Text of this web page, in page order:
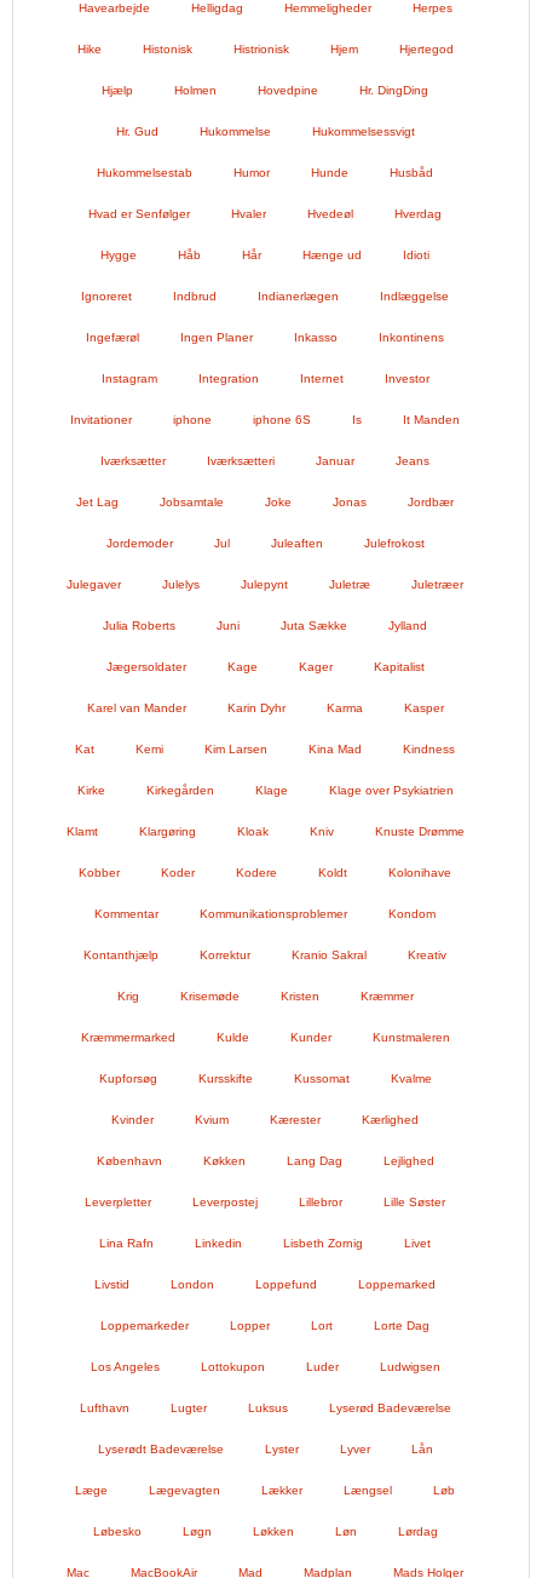
Havearbejde Helligdag Hemmeligheder Herpes
Hike Histonisk Histrionisk Hjem Hjertegod
Hjælp Holmen Hovedpine Hr. DingDing
Hr. Gud Hukommelse Hukommelsessvigt
Hukommelsestab Humor Hunde Husbåd
Hvad er Senfølger Hvaler Hvedeøl Hverdag
Hygge Håb Hår Hænge ud Idioti
Ignoreret Indbrud Indianerlægen Indlæggelse
Ingefærøl Ingen Planer Inkasso Inkontinens
Instagram Integration Internet Investor
Invitationer iphone iphone 6S Is It Manden
Iværksætter Iværksætteri Januar Jeans
Jet Lag Jobsamtale Joke Jonas Jordbær
Jordemoder Jul Juleaften Julefrokost
Julegaver Julelys Julepynt Juletræ Juletræer
Julia Roberts Juni Juta Sække Jylland
Jægersoldater Kage Kager Kapitalist
Karel van Mander Karin Dyhr Karma Kasper
Kat Kemi Kim Larsen Kina Mad Kindness
Kirke Kirkegården Klage Klage over Psykiatrien
Klamt Klargøring Kloak Kniv Knuste Drømme
Kobber Koder Kodere Koldt Kolonihave
Kommentar Kommunikationsproblemer Kondom
Kontanthjælp Korrektur Kranio Sakral Kreativ
Krig Krisemøde Kristen Kræmmer
Kræmmermarked Kulde Kunder Kunstmaleren
Kupforsøg Kursskifte Kussomat Kvalme
Kvinder Kvium Kærester Kærlighed
København Køkken Lang Dag Lejlighed
Leverpletter Leverpostej Lillebror Lille Søster
Lina Rafn Linkedin Lisbeth Zornig Livet
Livstid London Loppefund Loppemarked
Loppemarkeder Lopper Lort Lorte Dag
Los Angeles Lottokupon Luder Ludwigsen
Lufthavn Lugter Luksus Lyserød Badeværelse
Lyserødt Badeværelse Lyster Lyver Lån
Læge Lægevagten Lækker Længsel Løb
Løbesko Løgn Løkken Løn Lørdag
Mac MacBookAir Mad Madplan Mads Holger